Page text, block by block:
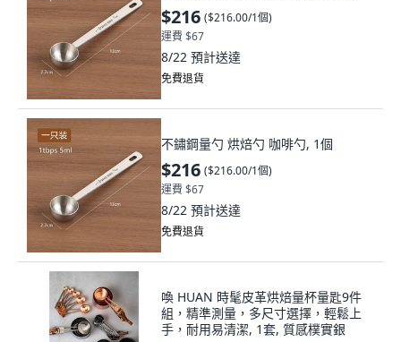
$216 ($216.00/1個)
運費 $67
8/22 預計送達
免費退貨
不鏽鋼量勺 烘焙勺 咖啡勺, 1個
$216 ($216.00/1個)
運費 $67
8/22 預計送達
免費退貨
喚 HUAN 時髦皮革烘焙量杯量匙9件
組，精準測量，多尺寸選擇，輕鬆上
手，耐用易清潔, 1套, 質感樸實銀